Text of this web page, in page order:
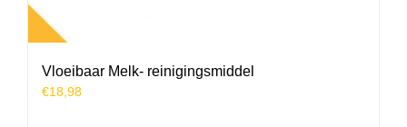
Vloeibaar Melk- reinigingsmiddel
€18,98